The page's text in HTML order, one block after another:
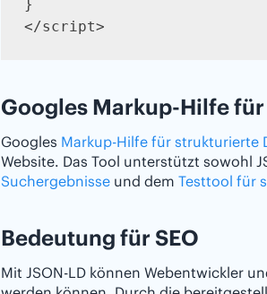
}
</script>
Googles Markup-Hilfe
Googles Markup-Hilfe für strukturierte
Website. Das Tool unterstützt sowohl
Suchergebnisse und dem Testtool für
Bedeutung für SEO
Mit JSON-LD können Webentwickler